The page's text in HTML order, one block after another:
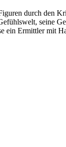
durch den
seine
ein Ermittler mit